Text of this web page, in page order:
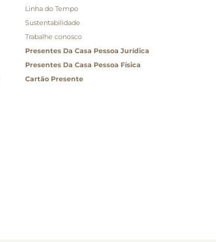
Linha do Tempo
Sustentabilidade
Trabalhe conosco
Presentes Da Casa Pessoa Jurídica
Presentes Da Casa Pessoa Física
Cartão Presente